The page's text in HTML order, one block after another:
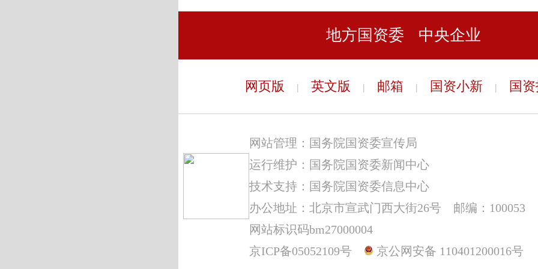
地方国资委 中央企业
网页版 | 英文版 | 邮箱 | 国资小新 | 国
网站管理：国务院国资委宣传局
运行维护：国务院国资委新闻中心
技术支持：国务院国资委信息中心
办公地址：北京市宣武门西大街26号 邮编：100053
网站标识码bm27000004
京ICP备05052109号
京公网安备 110401200016号